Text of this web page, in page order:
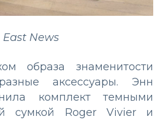
East News
образа знаменитости
аксессуары. Энн
комплект темными
сумкой Roger Vivier и